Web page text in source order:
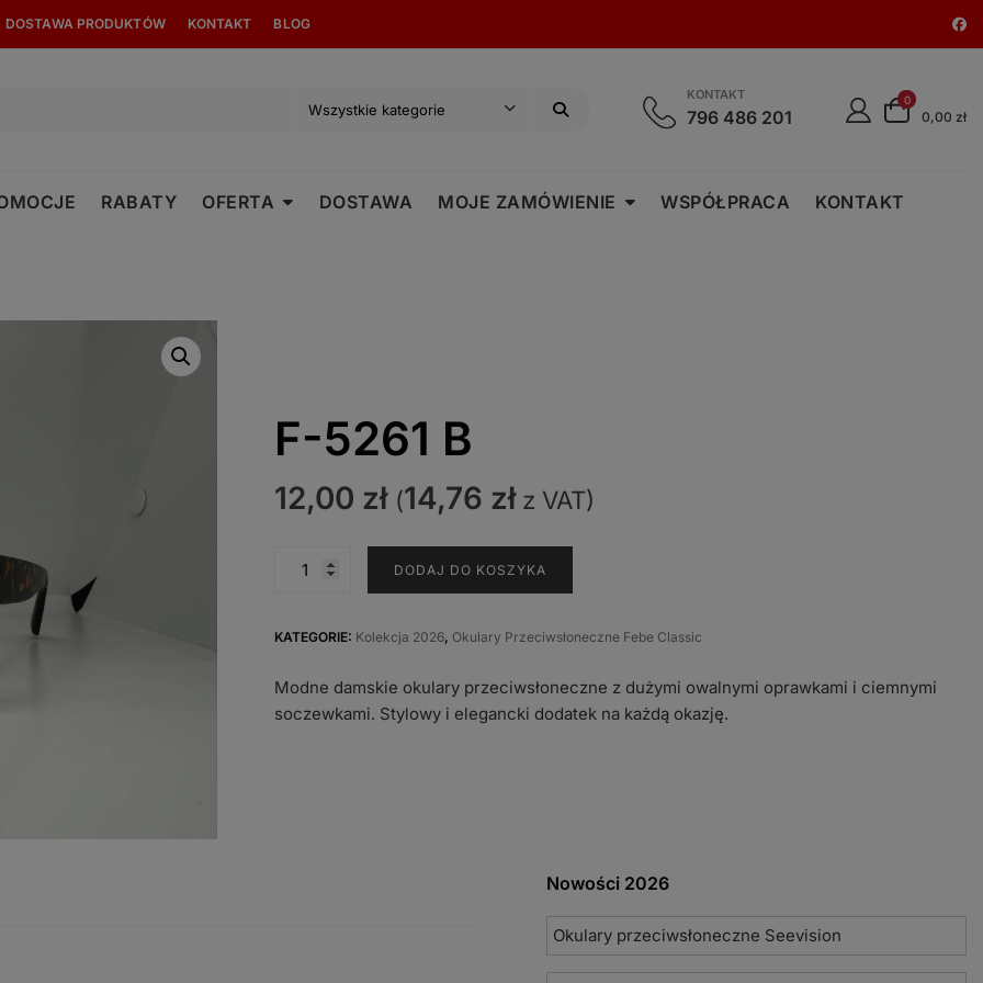
DOSTAWA PRODUKTÓW KONTAKT BLOG
KONTAKT
796 486 201
0
0,00 zł
RABATY OFERTA DOSTAWA MOJE ZAMÓWIENIE WSPÓŁPRACA KONTAKT
F-5261 B
12,00 zł (14,76 złz VAT)
B
DODAJ DO KOSZYKA
KATEGORIE: Kolekcja 2026, Okulary Przeciwsłoneczne Febe Classic
Modne damskie okulary przeciwsłoneczne z dużymi owalnymi oprawkami i ciemnymi
soczewkami. Stylowy i elegancki dodatek na każdą okazję.
Nowości 2026
Okulary przeciwsłoneczne Seevision